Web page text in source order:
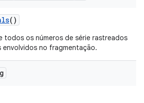
()
todos os números de série rastreados
envolvidos no fragmentação.